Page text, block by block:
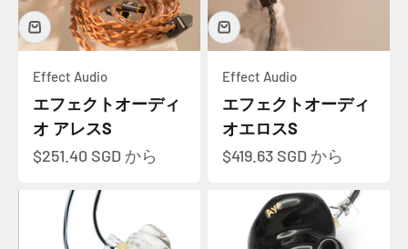
Effect Audio
エフェクトオーディ
オ アレスS
セール価格
$251.40 SGD から
Effect Audio
エフェクトオーディ
オエロスS
セール価格
$419.63 SGD から